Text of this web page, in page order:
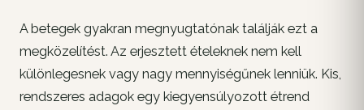
A betegek gyakran megnyugtatónak találják ezt a
megközelítést. Az erjesztett ételeknek nem kell
különlegesnek vagy nagy mennyiségűnek lenniük. Kis,
rendszeres adagok egy kiegyensúlyozott étrend